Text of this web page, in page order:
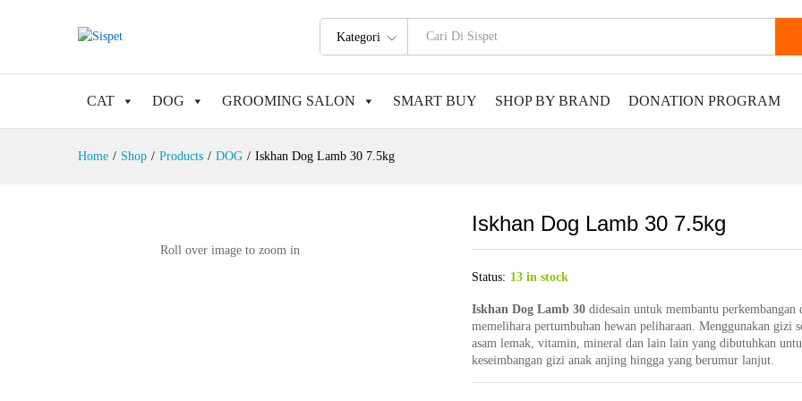
Kategori
CAT DOG GROOMING SALON SMART BUY SHOP BY BRAND DONATION PROGRAM
Home / Shop / Products / DOG / Iskhan Dog Lamb 30 7.5kg
Roll over image to zoom in
Iskhan Dog Lamb 30 7.5kg
Status: 13 in stock
Iskhan Dog Lamb 30didesain untuk membantu perkembangan
memelihara pertumbuhan hewan peliharaan. Menggunakan gizi
asam lemak, vitamin, mineral dan lain lain yang dibutuhkan
keseimbangan gizi anak anjing hingga yang berumur lanjut.